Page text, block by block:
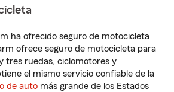
ha ofrecido seguro de motocicleta
ofrece seguro de motocicleta para
tres ruedas, ciclomotores y
el mismo servicio confiable de la
de auto más grande de los Estados